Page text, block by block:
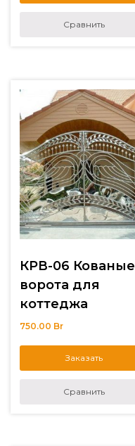
Сравнить
КРВ-06 Кованые
ворота для
коттеджа
750.00 Br
Заказать
Сравнить